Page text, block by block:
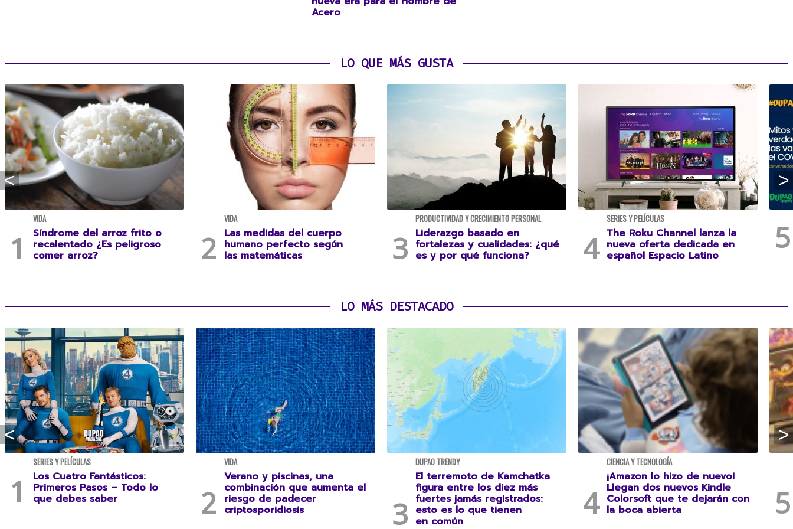
Acero
LO QUE MÁS GUSTA
VIDA
Síndrome del arroz frito o
recalentado ¿Es peligroso
comer arroz?
VIDA
Las medidas del cuerpo
humano perfecto según
las matemáticas
PRODUCTIVIDAD Y CRECIMIENTO PERSONAL
Liderazgo basado en
fortalezas y cualidades: ¿qué
es y por qué funciona?
SERIES Y PELÍCULAS
The Roku Channel lanza la
nueva oferta dedicada en
español Espacio Latino
LO MÁS DESTACADO
SERIES Y PELÍCULAS
Los Cuatro Fantásticos:
Primeros Pasos – Todo lo
que debes saber
VIDA
Verano y piscinas, una
combinación que aumenta el
riesgo de padecer
criptosporidiosis
DUPAO TRENDY
El terremoto de Kamchatka
figura entre los diez más
fuertes jamás registrados:
esto es lo que tienen
en común
CIENCIA Y TECNOLOGÍA
¡Amazon lo hizo de nuevo!
Llegan dos nuevos Kindle
Colorsoft que te dejarán con
la boca abierta